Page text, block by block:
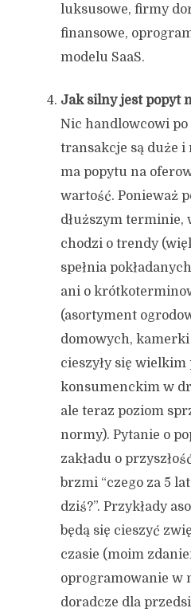
luksusowe, firmy
finansowe,
modelu SaaS.
Jak silny jest popyt
Nic handlowcowi po
transakcje są duże
ma popytu na
wartość. Ponieważ
dłuższym terminie,
chodzi o trendy
spełnia
ani o
(asortyment
domowych,
cieszyły się wielkim
konsumenckim w
ale teraz poziom
normy). Pytanie o
zakładu o
brzmi “czego za 5
dziś?”. Przykłady
będą się cieszyć
czasie (moim
oprogramowanie w
doradcze dla